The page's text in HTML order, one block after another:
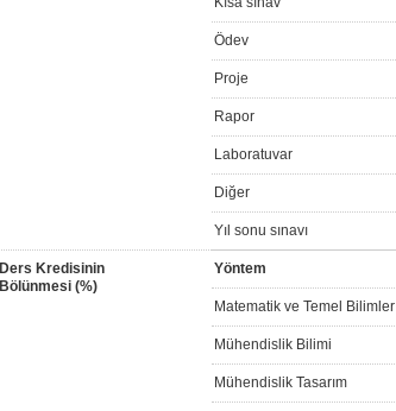
Ödev
Proje
Rapor
Laboratuvar
Diğer
Yıl sonu sınavı
Ders Kredisinin
Bölünmesi (%)
Yöntem
Matematik ve Temel Bilimler
Mühendislik Bilimi
Mühendislik Tasarım